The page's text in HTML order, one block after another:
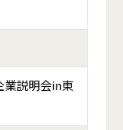
業説明会in東